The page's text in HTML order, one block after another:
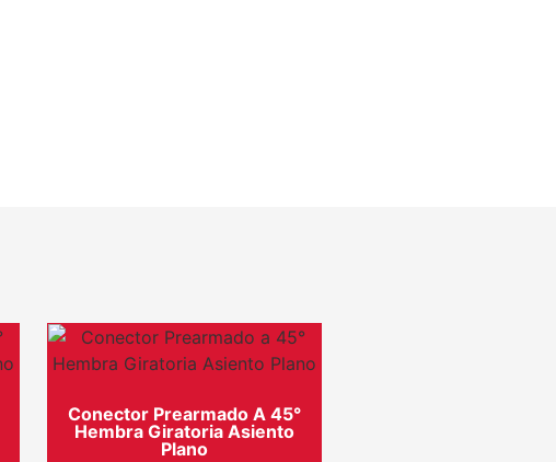
Conector Prearmado A 45°
Hembra Giratoria Asiento
Plano